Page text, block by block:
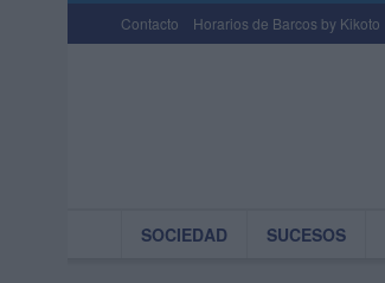
Contacto Horarios de Barcos by Kikoto
SOCIEDAD SUCESOS